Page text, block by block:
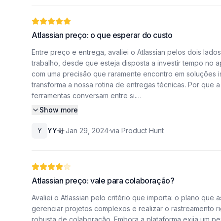
Em última análise, minha avaliação é positiva. O sistema
escalas. Se você prioriza o controle, a integração entre
atualizadas. Além disso, a interoperabilidade entre as
Quando fechamos um ticket de defeito, a atualização
status de cada entrega. Essa sinergia entre o
drasticamente a margem de erro na comunicação
eleva o padrão de qualidade do que entregamos ao
pena reside na escalabilidade e na facilidade de
À medida que nossa empresa cresceu, a necessidade
organizada. A facilidade de linkar um documento
software; o software se molda à maneira como
para focar no que realmente importa: o
Em suma, minha recomendação é baseada em
Atlassian preço: o que esperar do custo
Entre preço e entrega, avaliei o Atlassian pelos dois
trabalho, desde que esteja disposta a investir tempo no
com uma precisão que raramente encontro em
transforma a nossa rotina de entregas técnicas. Por que
ferramentas conversam entre si.
conectividade significa que podemos vincular
capacidade de rastreamento de issues é inigualável.
Conseguimos visualizar o progresso de um bug desde
times remotos ou híbridos, onde a comunicação
cresça conosco, adaptando-se às necessidades
muitas vezes falham. Como lidar com a curva de
Show more
Y YY哥·Jan 29, 2024·via Product Hunt
Atlassian preço: vale para colaboração?
Avaliei o Atlassian pelo critério que importa: o plano que
gerenciar projetos complexos e realizar o rastreamento
robusta de colaboração. Embora a plataforma exija um